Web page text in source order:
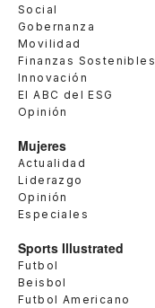
Social
Gobernanza
Movilidad
Finanzas Sostenibles
Innovación
El ABC del ESG
Opinión
Mujeres
Actualidad
Liderazgo
Opinión
Especiales
Sports Illustrated
Futbol
Beisbol
Futbol Americano